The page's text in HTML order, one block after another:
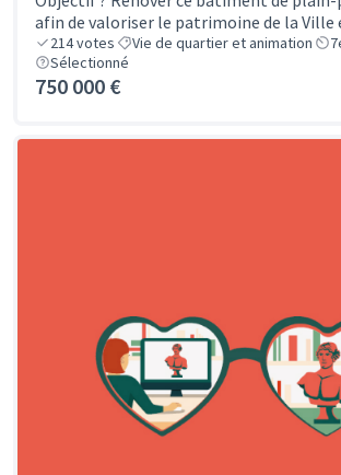
afin de valoriser le patrimoine de la Ville
214votes Vie de quartier et animation
Sélectionné
750 000 €